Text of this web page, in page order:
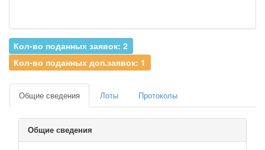
Кол-во поданных заявок: 2
Кол-во поданных доп.заявок: 1
Общие сведения Лоты Протоколы
Общие сведения